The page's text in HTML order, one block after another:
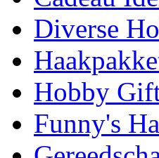
Diverse
Hobby
Funny's